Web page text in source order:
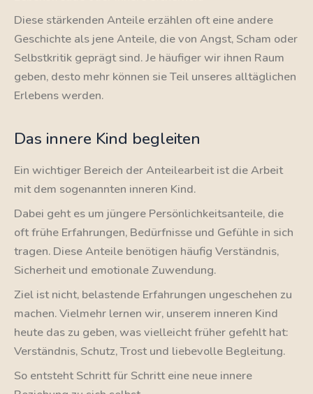
Diese stärkenden Anteile erzählen oft eine andere
Geschichte als jene Anteile, die von Angst, Scham oder
Selbstkritik geprägt sind. Je häufiger wir ihnen Raum
geben, desto mehr können sie Teil unseres alltäglichen
Erlebens werden.
Das innere Kind begleiten
Ein wichtiger Bereich der Anteilearbeit ist die Arbeit
mit dem sogenannten inneren Kind.
Dabei geht es um jüngere Persönlichkeitsanteile, die
oft frühe Erfahrungen, Bedürfnisse und Gefühle in sich
tragen. Diese Anteile benötigen häufig Verständnis,
Sicherheit und emotionale Zuwendung.
Ziel ist nicht, belastende Erfahrungen ungeschehen zu
machen. Vielmehr lernen wir, unserem inneren Kind
heute das zu geben, was vielleicht früher gefehlt hat:
Verständnis, Schutz, Trost und liebevolle Begleitung.
So entsteht Schritt für Schritt eine neue innere